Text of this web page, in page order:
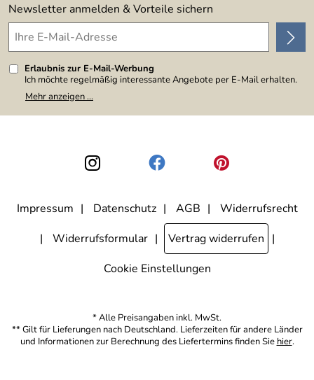
Newsletter anmelden & Vorteile sichern
Erlaubnis zur E-Mail-Werbung
Ich möchte regelmäßig interessante Angebote per E-Mail erhalten.
Meine E-Mail-Adresse wird nicht an andere Unternehmen
weitergegeben. Zu statistischen Zwecken wird in anonymer Form
den Link "Abmelden" am Ende des Newsletters anklicke. Die
Datenschutzerklärung
habe ich zur Kenntnis genommen.
Mehr anzeigen ...
Impressum Datenschutz AGB
Widerrufsrecht
Widerrufsformular
Vertrag widerrufen
Cookie Einstellungen
* Alle Preisangaben inkl. MwSt.
** Gilt für Lieferungen nach Deutschland. Lieferzeiten für andere Länder
und Informationen zur Berechnung des Liefertermins finden Sie hier.